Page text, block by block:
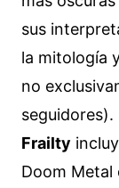
sus
la mitología
no
seguidores).
Frailty
Doom Metal